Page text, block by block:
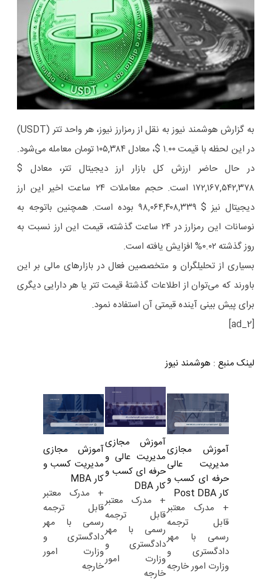
به گزارش هوشمند نیوز به نقل از رمزارز نیوز، هر واحد تتر (USDT)
در این لحظه با قیمت ۱.۰۰ $، معادل ۱۰۵,۳۸۴ تومان معامله می‌شود.
در حال حاضر ارزش کل بازار ارز دیجیتال تتر، معادل $
۱۷۲,۱۶۷,۵۴۲,۳۷۸ است. حجم معاملات ۲۴ ساعت اخیر این ارز
دیجیتال نیز $ ۹۸,۰۶۴,۴۰۸,۳۳۹ بوده است. همچنین باتوجه به
نوسانات این رمزارز در ۲۴ ساعت گذشته، قیمت این ارز نسبت به
روز گذشته ۰.۰۲% افزایش یافته است.
بسیاری از تحلیلگران و متخصصین فعال در بازار‌های مالی بر این
باورند که می‌توان از اطلاعات گذشتۀ قیمت تتر یا هر دارایی دیگری
برای پیش بینی آینده قیمتی آن استفاده نمود.
[ad_2]
لینک منبع : هوشمند نیوز
آموزش مجازی
مدیریت عالی
حرفه ای کسب و
کار Post DBA
+ مدرک معتبر
قابل ترجمه
رسمی با مهر
دادگستری و
وزارت امور خارجه
آموزش مجازی
مدیریت عالی و
حرفه ای کسب و
کار DBA
+ مدرک معتبر
قابل ترجمه
رسمی با مهر
دادگستری و
وزارت امور
خارجه
آموزش مجازی
مدیریت کسب و
کار MBA
+ مدرک معتبر
قابل ترجمه
رسمی با مهر
دادگستری و
وزارت امور
خارجه